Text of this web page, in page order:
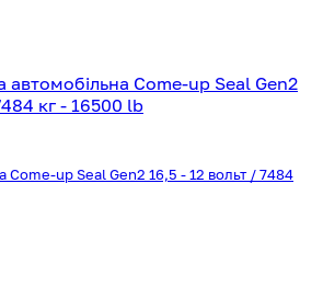
Come-up Seal Gen2 16,5 - 12 вольт / 7484